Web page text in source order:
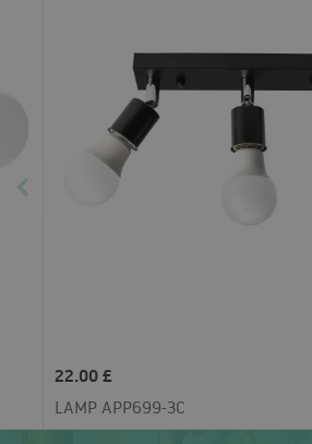
22.00 £
LAMP APP699-3C